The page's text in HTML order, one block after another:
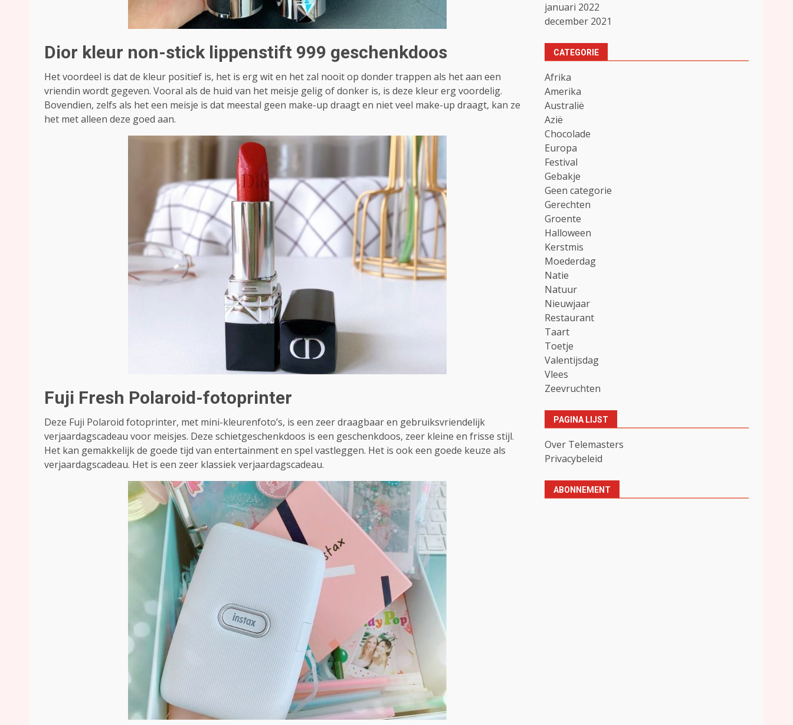
Dior kleur non-stick lippenstift 999 geschenkdoos
Het voordeel is dat de kleur positief is, het is erg wit en het zal nooit op donder trappen als het aan een
vriendin wordt gegeven. Vooral als de huid van het meisje gelig of donker is, is deze kleur erg voordelig.
Bovendien, zelfs als het een meisje is dat meestal geen make-up draagt ​​en niet veel make-up draagt, kan ze
het met alleen deze goed aan.
Fuji Fresh Polaroid-fotoprinter
Deze Fuji Polaroid fotoprinter, met mini-kleurenfoto’s, is een zeer draagbaar en gebruiksvriendelijk
verjaardagscadeau voor meisjes. Deze schietgeschenkdoos is een geschenkdoos, zeer kleine en frisse stijl.
Het kan gemakkelijk de goede tijd van entertainment en spel vastleggen. Het is ook een goede keuze als
verjaardagscadeau. Het is een zeer klassiek verjaardagscadeau.
januari 2022
december 2021
CATEGORIE
Afrika
Amerika
Australië
Azië
Chocolade
Europa
Festival
Gebakje
Geen categorie
Gerechten
Groente
Halloween
Kerstmis
Moederdag
Natie
Natuur
Nieuwjaar
Restaurant
Taart
Toetje
Valentijsdag
Vlees
Zeevruchten
PAGINA LIJST
Over Telemasters
Privacybeleid
ABONNEMENT